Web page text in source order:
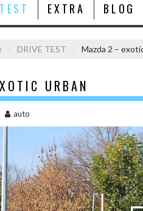
EXTRA BLOG
DRIVE TEST Mazda 2 –
URBAN
auto